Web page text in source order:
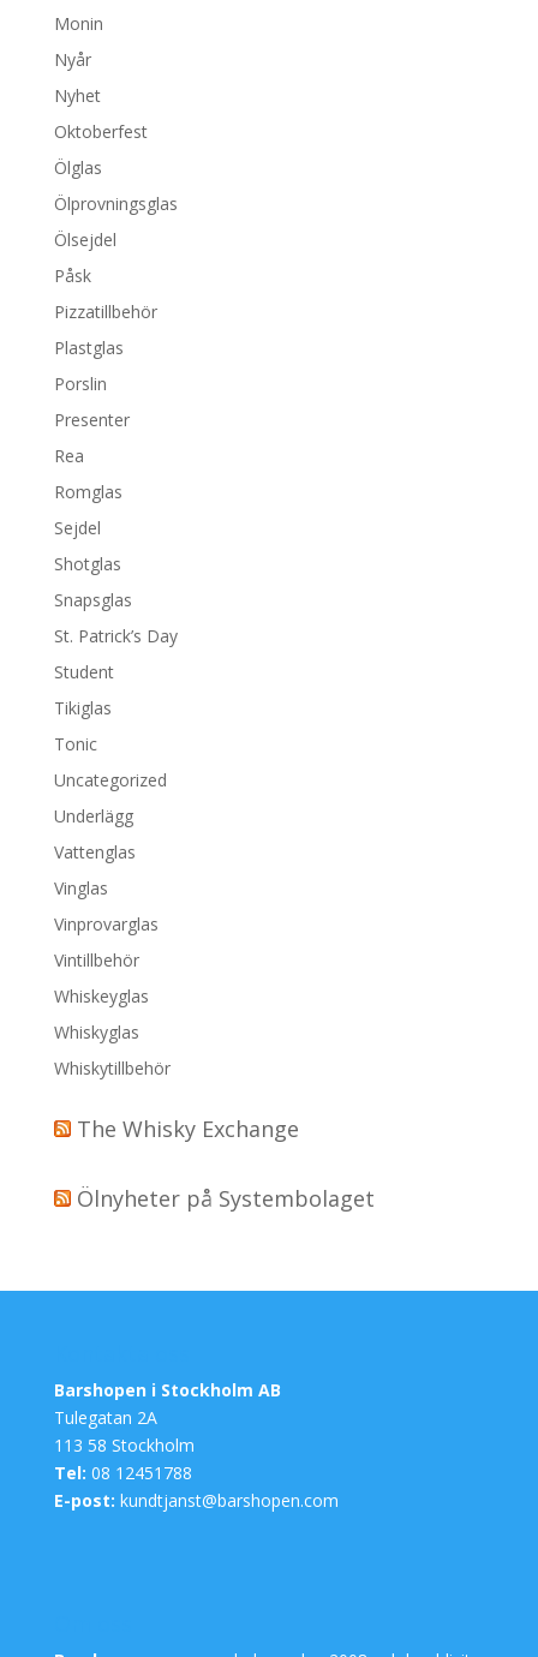
Monin
Nyår
Nyhet
Oktoberfest
Ölglas
Ölprovningsglas
Ölsejdel
Påsk
Pizzatillbehör
Plastglas
Porslin
Presenter
Rea
Romglas
Sejdel
Shotglas
Snapsglas
St. Patrick’s Day
Student
Tikiglas
Tonic
Uncategorized
Underlägg
Vattenglas
Vinglas
Vinprovarglas
Vintillbehör
Whiskeyglas
Whiskyglas
Whiskytillbehör
The Whisky Exchange
Ölnyheter på Systembolaget
Barshopen i Stockholm AB
Tulegatan 2A
113 58 Stockholm
Tel: 08 12451788
E-post: kundtjanst@barshopen.com